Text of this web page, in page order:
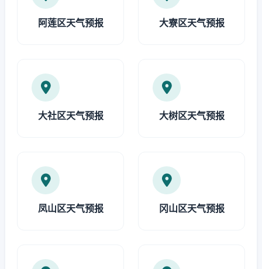
阿莲区天气预报 大寮区天气预报
大社区天气预报 大树区天气预报
凤山区天气预报 冈山区天气预报